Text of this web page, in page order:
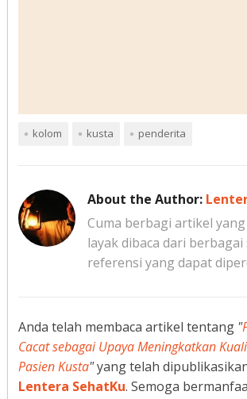
kolom kusta penderita
About the Author:
Cuma berbagi artikel
layak dibaca dari
referensi yang dapat
Anda telah membaca artikel tentang "
Cacat sebagai Upaya Meningkatkan
Pasien Kusta"yang telah
Lentera SehatKu. Semoga